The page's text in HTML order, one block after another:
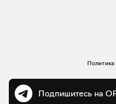
Подпишитесь на